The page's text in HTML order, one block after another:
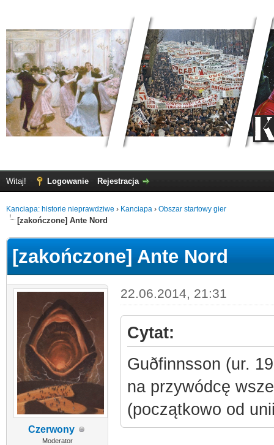
Witaj! Logowanie Rejestracja
Kanciapa: historie nieprawdziwe › Kanciapa › Obszar startowy gier
[zakończone] Ante Nord
[zakończone] Ante Nord
Czerwony
Moderator
22.06.2014, 21:31
Cytat:
Guðfinnsson (ur.
na przywódcę
(początkowo od